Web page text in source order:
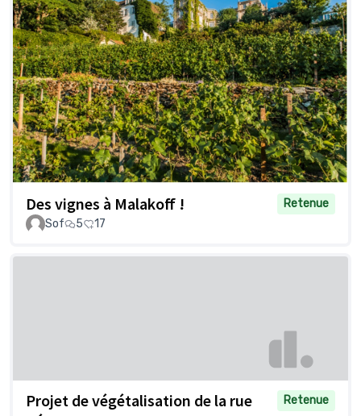
Des vignes à Malakoff !
Retenue
Sof
5 17
Projet de végétalisation de la rue
Retenue